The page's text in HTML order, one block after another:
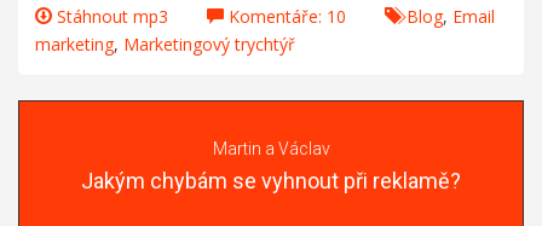
Stáhnout mp3 Komentáře: 10 Blog, Email
marketing, Marketingový trychtýř
Martin a Václav
Jakým chybám se vyhnout při reklamě?